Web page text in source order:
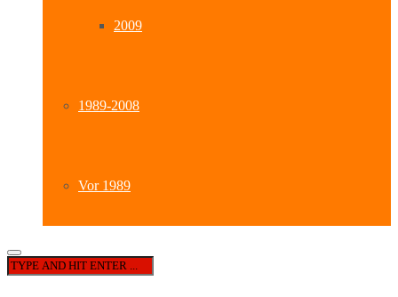
2009
1989-2008
Vor 1989